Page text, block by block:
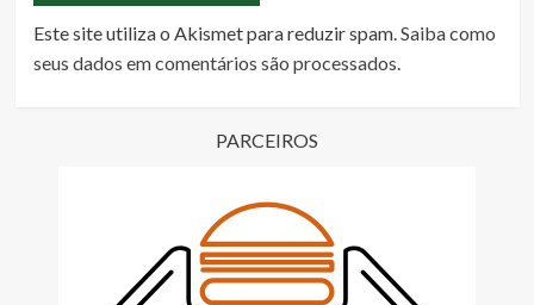
Este site utiliza o Akismet para reduzir spam.Saiba como
seus dados em comentários são processados.
PARCEIROS